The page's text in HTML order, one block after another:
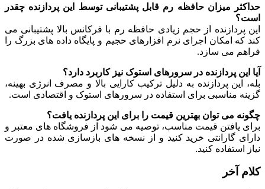
حداکثر میزان حافظه رم قابل پشتیبانی توسط این پردازنده چقدر
است؟
این پردازنده از حجم زیادی حافظه رم با فرکانس بالا پشتیبانی می
کند که امکان اجرای نرم افزارهای حجیم و پایگاه داده های بزرگ را
فراهم می سازد.
آیا این پردازنده در سرورهای استوک نیز کاربرد دارد؟
بله، این پردازنده به دلیل ترکیب کارایی بالا و مصرف انرژی بهینه،
گزینه مناسبی برای استفاده در سرورهای استوک و اقتصادی است.
چگونه می توان بهترین قیمت را برای این پردازنده یافت؟
برای یافتن قیمت مناسب، توصیه می شود از فروشگاه های معتبر و
دارای گارانتی خرید کنید و از نسخه های بازسازی شده در صورت
نیاز استفاده کنید.
کلام آخر